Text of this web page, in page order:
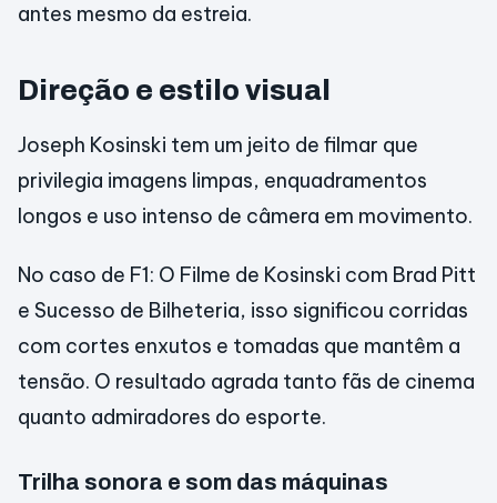
antes mesmo da estreia.
Direção e estilo visual
Joseph Kosinski tem um jeito de filmar que
privilegia imagens limpas, enquadramentos
longos e uso intenso de câmera em movimento.
No caso de F1: O Filme de Kosinski com Brad Pitt
e Sucesso de Bilheteria, isso significou corridas
com cortes enxutos e tomadas que mantêm a
tensão. O resultado agrada tanto fãs de cinema
quanto admiradores do esporte.
Trilha sonora e som das máquinas